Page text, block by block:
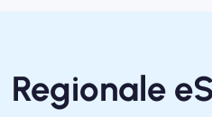
Regionale